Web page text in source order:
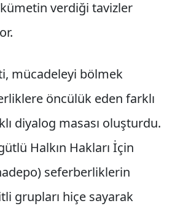
verdiği tavizler
mücadeleyi bölmek
öncülük eden farklı
diyalog masası oluşturdu.
Halkın Hakları İçin
seferberliklerin
grupları hiçe sayarak